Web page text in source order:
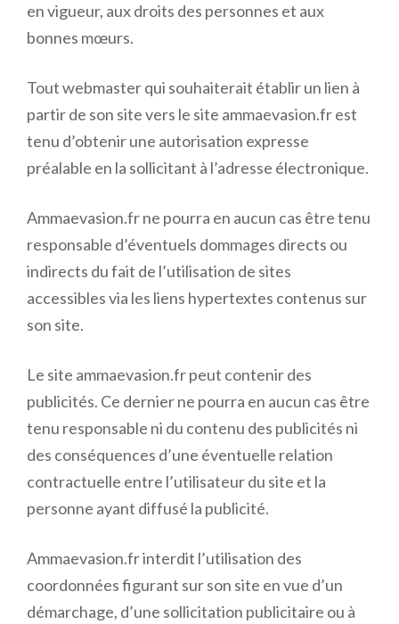
en vigueur, aux droits des personnes et aux
bonnes mœurs.
Tout webmaster qui souhaiterait établir un lien à
partir de son site vers le site ammaevasion.fr est
tenu d’obtenir une autorisation expresse
préalable en la sollicitant à l’adresse électronique.
Ammaevasion.fr ne pourra en aucun cas être tenu
responsable d’éventuels dommages directs ou
indirects du fait de l’utilisation de sites
accessibles via les liens hypertextes contenus sur
son site.
Le site ammaevasion.fr peut contenir des
publicités. Ce dernier ne pourra en aucun cas être
tenu responsable ni du contenu des publicités ni
des conséquences d’une éventuelle relation
contractuelle entre l’utilisateur du site et la
personne ayant diffusé la publicité.
Ammaevasion.fr interdit l’utilisation des
coordonnées figurant sur son site en vue d’un
démarchage, d’une sollicitation publicitaire ou à